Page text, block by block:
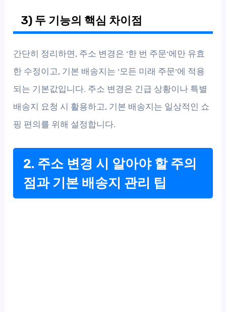
3) 두 기능의 핵심 차이점
간단히 정리하면, 주소 변경은 ‘한 번 주문’에만 유효
한 수정이고, 기본 배송지는 ‘모든 미래 주문’에 적용
되는 기본값입니다. 주소 변경은 긴급 상황이나 특별
배송지 요청 시 활용하고, 기본 배송지는 일상적인 쇼
핑 편의를 위해 설정합니다.
2. 주소 변경 시 알아야 할 주의
점과 기본 배송지 관리 팁